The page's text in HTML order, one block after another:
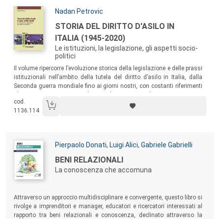
Autori:
Nadan Petrovic
Titolo:
STORIA DEL DIRITTO D'ASILO IN
ITALIA (1945-2020)
Le istituzioni, la legislazione, gli aspetti socio-
politici
Sommario:
Il volume ripercorre l’evoluzione storica della legislazione e delle prassi
istituzionali nell’ambito della tutela del diritto d’asilo in Italia, dalla
Seconda guerra mondiale fino ai giorni nostri, con costanti riferimenti
comunitaria volto alla creazione del Sistema Europeo Comune d’Asilo.
cod.
1136.114
Autori:
Pierpaolo Donati, Luigi Alici, Gabriele Gabrielli
Titolo:
BENI RELAZIONALI
La conoscenza che accomuna
Attraverso un approccio multidisciplinare e convergente, questo libro si
rivolge a imprenditori e manager, educatori e ricercatori interessati al
rapporto tra beni relazionali e conoscenza, declinato attraverso la